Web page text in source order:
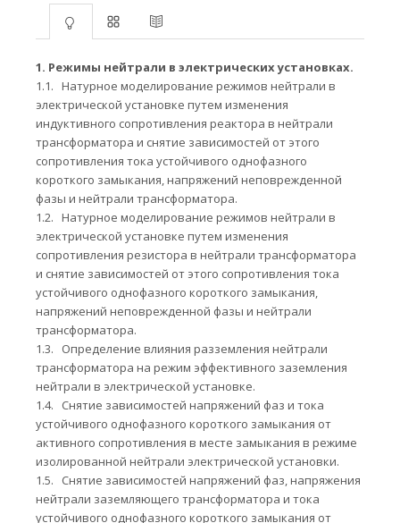
1. Режимы нейтрали в электрических установках.
1.1. Натурное моделирование режимов нейтрали в
электрической установке путем изменения
индуктивного сопротивления реактора в нейтрали
трансформатора и снятие зависимостей от этого
сопротивления тока устойчивого однофазного
короткого замыкания, напряжений неповрежденной
фазы и нейтрали трансформатора.
1.2. Натурное моделирование режимов нейтрали в
электрической установке путем изменения
сопротивления резистора в нейтрали трансформатора
и снятие зависимостей от этого сопротивления тока
устойчивого однофазного короткого замыкания,
напряжений неповрежденной фазы и нейтрали
трансформатора.
1.3.
Определение влияния разземления нейтрали
трансформатора на режим эффективного заземления
нейтрали в электрической установке.
1.4.
Снятие зависимостей напряжений фаз и тока
устойчивого однофазного короткого замыкания от
активного сопротивления в месте замыкания в режиме
изолированной нейтрали электрической установки.
1.5.
Снятие зависимостей напряжений фаз, напряжения
нейтрали заземляющего трансформатора и тока
устойчивого однофазного короткого замыкания от